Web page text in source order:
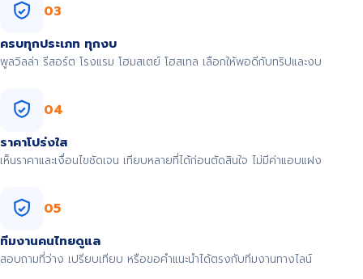
03
ครบทุกประเภท ทุกงบ
พูลวิลล่า รีสอร์ต โรงแรม โฮมสเตย์ โฮสเทล เลือกให้พอดีกับทริปและงบ
04
ราคาโปร่งใส
เห็นราคาและเงื่อนไขชัดเจน เทียบหลายที่ได้ก่อนตัดสินใจ ไม่มีค่าแอบแฝง
05
ทีมงานคนไทยดูแล
สอบถามที่ว่าง เปรียบเทียบ หรือขอคำแนะนำได้ตรงกับทีมงานทางไลน์